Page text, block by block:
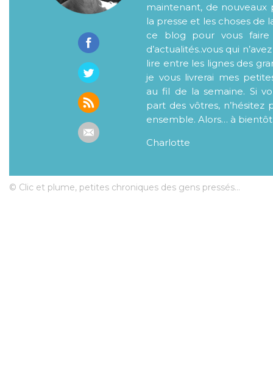
maintenant, de nouveaux
la presse et les choses de
ce blog pour vous faire
d’actualités..vous qui
lire entre les lignes des
je vous livrerai mes
au fil de la semaine. Si
part des vôtres, n’hésitez
ensemble. Alors… à bientôt
Charlotte
© Clic et plume, petites chroniques des gens pressés...